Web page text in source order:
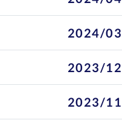
2024/03
2023/12
2023/11